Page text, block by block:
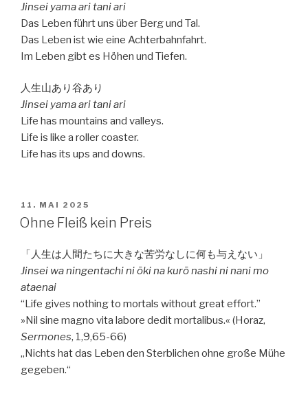
Jinsei yama ari tani ari
Das Leben führt uns über Berg und Tal.
Das Leben ist wie eine Achterbahnfahrt.
Im Leben gibt es Höhen und Tiefen.
人生山あり谷あり
Jinsei yama ari tani ari
Life has mountains and valleys.
Life is like a roller coaster.
Life has its ups and downs.
VERÖFFENTLICHT
AM
11. MAI 2025
Ohne Fleiß kein Preis
「人生は人間たちに大きな苦労なしに何も与えない」
Jinsei wa ningentachi ni ōki na kurō nashi ni nani mo
ataenai
“Life gives nothing to mortals without great effort.”
»Nil sine magno vita labore dedit mortalibus.« (Horaz,
Sermones, 1,9,65-66)
„Nichts hat das Leben den Sterblichen ohne große Mühe
gegeben.“